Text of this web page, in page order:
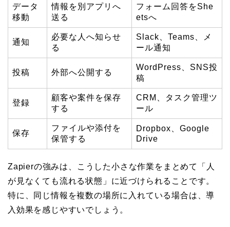
データ
移動
情報を別アプリへ
送る
フォーム回答をShe
etsへ
通知
必要な人へ知らせ
る
Slack、Teams、メ
ール通知
投稿 外部へ公開する
WordPress、SNS投
稿
登録
顧客や案件を保存
する
CRM、タスク管理ツ
ール
保存
ファイルや添付を
保管する
Dropbox、Google
Drive
Zapierの強みは、こうした小さな作業をまとめて「人
が見なくても流れる状態」に近づけられることです。
特に、同じ情報を複数の場所に入れている場合は、導
入効果を感じやすいでしょう。